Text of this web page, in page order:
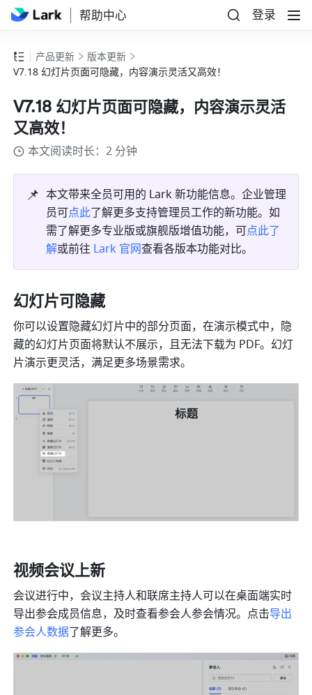
帮助中心 登录
产品更新
版本更新
V7.18 幻灯片页面可隐藏，内容演示灵活又高效！
V7.18 幻灯片页面可隐藏，内容演示灵活
又高效！
本文阅读时长：2 分钟
📌 本文带来全员可用的 Lark 新功能信息。企业管理
员可点此了解更多支持管理员工作的新功能。如
需了解更多专业版或旗舰版增值功能，可点此了
解或前往 Lark 官网查看各版本功能对比。
幻灯片可隐藏
你可以设置隐藏幻灯片中的部分页面，在演示模式中，隐
藏的幻灯片页面将默认不展示，且无法下载为 PDF。幻灯
片演示更灵活，满足更多场景需求。
视频会议上新
会议进行中，会议主持人和联席主持人可以在桌面端实时
导出参会成员信息，及时查看参会人参会情况。点击导出
参会人数据了解更多。